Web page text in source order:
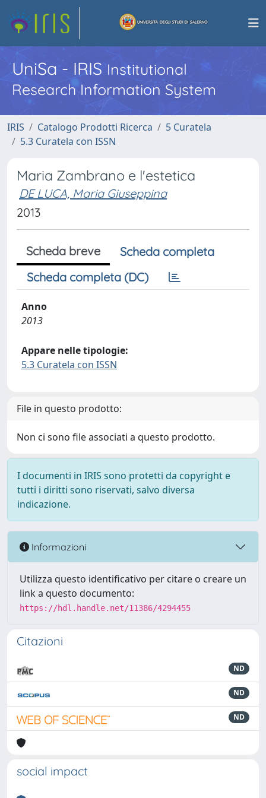
UniSa - IRISInstitutional
Research Information System
IRIS Catalogo Prodotti Ricerca
5 Curatela
5.3 Curatela con ISSN
Maria Zambrano e l'estetica
DE LUCA, Maria Giuseppina
2013
Scheda breve
Scheda completa
Scheda completa (DC)
Anno
2013
Appare nelle tipologie:
5.3 Curatela con ISSN
File in questo prodotto:
Non ci sono file associati a questo prodotto.
I documenti in IRIS sono protetti da copyright e
tutti i diritti sono riservati, salvo diversa
indicazione.
Informazioni
Utilizza questo identificativo per citare o creare un
link a questo documento:
https://hdl.handle.net/11386/4294455
Citazioni
ND
ND
ND
social impact